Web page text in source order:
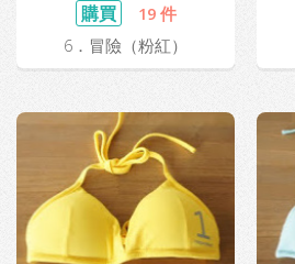
購買
19 件
6．冒險（粉紅）